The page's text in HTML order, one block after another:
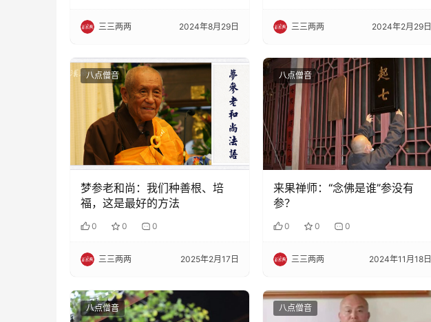
三三两两 2024年8月29日 三三两两 2024年2月29日
八点僧音
梦参老和尚：我们种善根、培
福，这是最好的方法
0 0 0
三三两两 2025年2月17日
八点僧音
来果禅师：“念佛是谁”参没有
参？
0 0 0
三三两两 2024年11月18日
八点僧音 八点僧音